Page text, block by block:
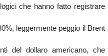
che hanno fatto registrare
leggermente peggio il Brent
del dollaro americano, che